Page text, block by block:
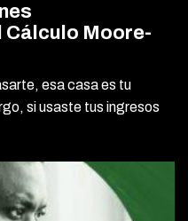
Cálculo Moore-
esa casa es tu
si usaste tus ingresos